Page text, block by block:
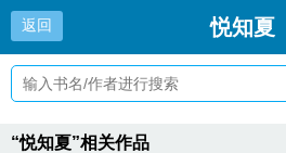
返回 悦知夏
“悦知夏”相关作品